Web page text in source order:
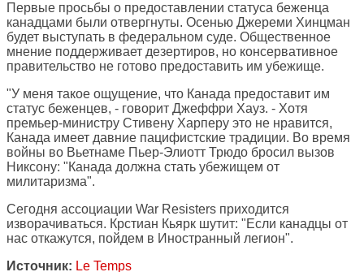
Первые просьбы о предоставлении статуса беженца
канадцами были отвергнуты. Осенью Джереми Хинцман
будет выступать в федеральном суде. Общественное
мнение поддерживает дезертиров, но консервативное
правительство не готово предоставить им убежище.
"У меня такое ощущение, что Канада предоставит им
статус беженцев, - говорит Джеффри Хауз. - Хотя
премьер-министру Стивену Харперу это не нравится,
Канада имеет давние пацифистские традиции. Во время
войны во Вьетнаме Пьер-Элиотт Трюдо бросил вызов
Никсону: "Канада должна стать убежищем от
милитаризма".
Сегодня ассоциации War Resisters приходится
изворачиваться. Крстиан Кьярк шутит: "Если канадцы от
нас откажутся, пойдем в Иностранный легион".
Источник: Le Temps